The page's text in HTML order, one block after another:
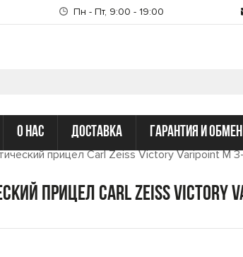
Пн - Пт, 9:00 - 19:00
о нас доставка гарантия и обмен
прицел Carl Zeiss Victory Varipoint M
прицел Carl Zeiss Victory